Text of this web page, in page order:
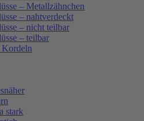
– Metallzähnchen
– nahtverdeckt
– nicht teilbar
– teilbar
Kordeln
stark